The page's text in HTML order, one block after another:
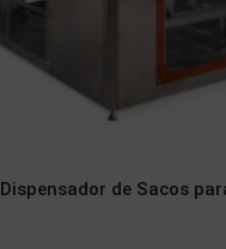
Dispensador de Sacos